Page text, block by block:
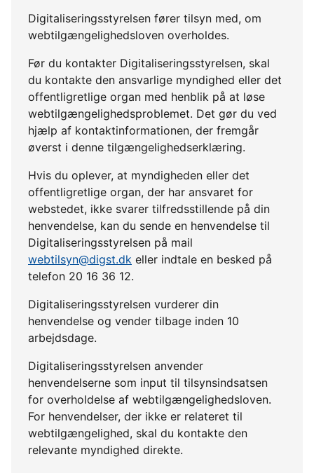
Digitaliseringsstyrelsen fører tilsyn med, om
webtilgængelighedsloven overholdes.
Før du kontakter Digitaliseringsstyrelsen, skal
du kontakte den ansvarlige myndighed eller det
offentligretlige organ med henblik på at løse
webtilgængelighedsproblemet. Det gør du ved
hjælp af kontaktinformationen, der fremgår
øverst i denne tilgængelighedserklæring.
Hvis du oplever, at myndigheden eller det
offentligretlige organ, der har ansvaret for
webstedet, ikke svarer tilfredsstillende på din
henvendelse, kan du sende en henvendelse til
Digitaliseringsstyrelsen på mail
webtilsyn@digst.dk eller indtale en besked på
telefon 20 16 36 12.
Digitaliseringsstyrelsen vurderer din
henvendelse og vender tilbage inden 10
arbejdsdage.
Digitaliseringsstyrelsen anvender
henvendelserne som input til tilsynsindsatsen
for overholdelse af webtilgængelighedsloven.
For henvendelser, der ikke er relateret til
webtilgængelighed, skal du kontakte den
relevante myndighed direkte.